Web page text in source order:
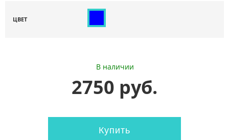
ЦВЕТ
В наличии
2750 руб.
Купить